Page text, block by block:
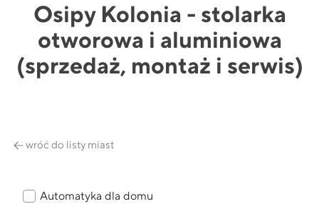
Osipy Kolonia - stolarka
otworowa i aluminiowa
(sprzedaż, montaż i serwis)
wróć do listy miast
Automatyka dla domu